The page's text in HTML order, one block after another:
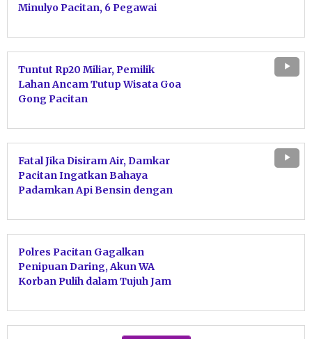
Minulyo Pacitan, 6 Pegawai
Tuntut Rp20 Miliar, Pemilik
Lahan Ancam Tutup Wisata Goa
Gong Pacitan
Fatal Jika Disiram Air, Damkar
Pacitan Ingatkan Bahaya
Padamkan Api Bensin dengan
Polres Pacitan Gagalkan
Penipuan Daring, Akun WA
Korban Pulih dalam Tujuh Jam